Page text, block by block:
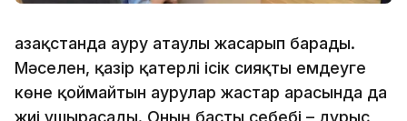
Қазақстанда ауру атаулы жасарып барады.
Мәселен, қазір қатерлі ісік сияқты емдеуге
көне қоймайтын аурулар жастар арасында да
жиі ұшырасады. Оның басты себебі – дұрыс